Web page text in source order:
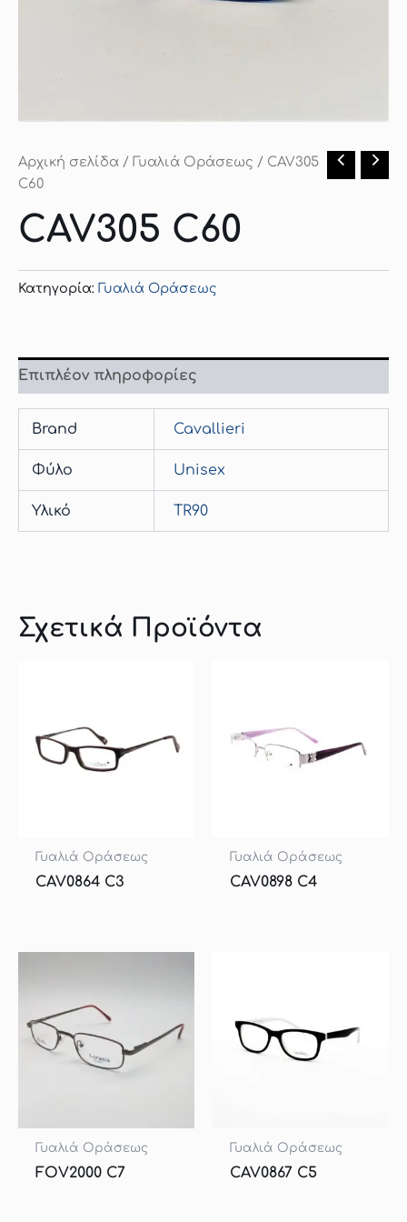
Αρχική σελίδα / Γυαλιά Οράσεως / CAV305
C60
CAV305 C60
Κατηγορία: Γυαλιά Οράσεως
Επιπλέον πληροφορίες
Brand Cavallieri
Φύλο Unisex
Υλικό TR90
Σχετικά Προϊόντα
Γυαλιά Οράσεως
CAV0864 C3
Γυαλιά Οράσεως
CAV0898 C4
Γυαλιά Οράσεως
FOV2000 C7
Γυαλιά Οράσεως
CAV0867 C5